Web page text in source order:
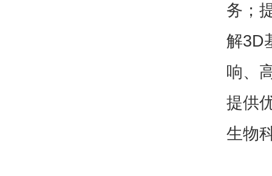
务；
解3D
响、
提供
生物